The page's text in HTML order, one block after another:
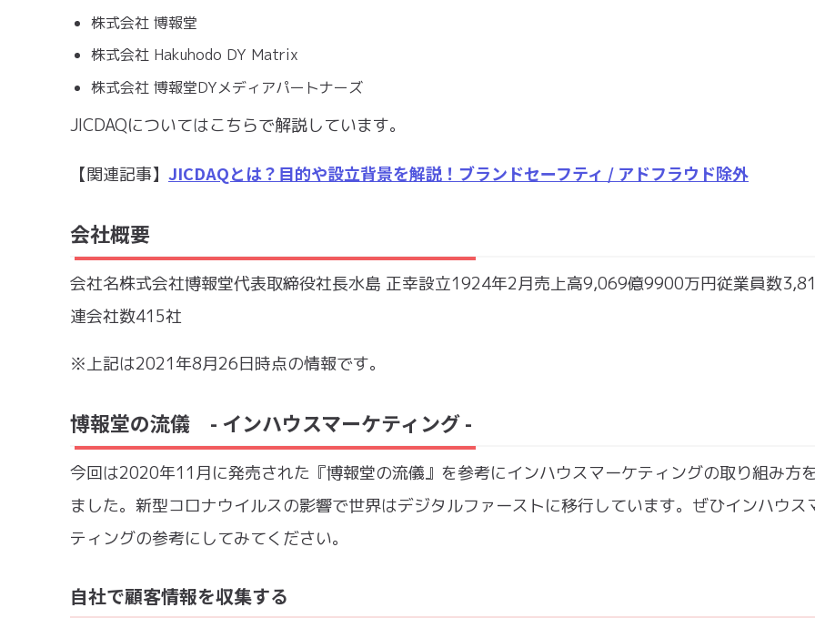
株式会社 博報堂
株式会社 Hakuhodo DY Matrix
株式会社 博報堂DYメディアパートナーズ
JICDAQについてはこちらで解説しています。
【関連記事】 JICDAQとは？目的や設立背景を解説！ブランドセーフティ / アドフラウド除外
会社概要
会社名株式会社博報堂代表取締役社長水島 正幸設立1924年2月売上高9,069億9900万円従業員数
連会社数415社
※上記は2021年8月26日時点の情報です。
博報堂の流儀 - インハウスマーケティング -
今回は2020年11月に発売された『博報堂の流儀』を参考にインハウスマーケティングの取り組み方
ました。新型コロナウイルスの影響で世界はデジタルファーストに移行しています。ぜひインハウス
ティングの参考にしてみてください。
自社で顧客情報を収集する